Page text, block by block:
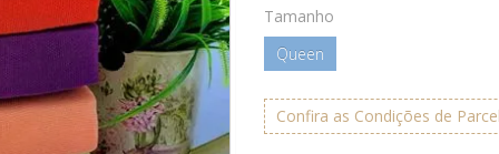
Tamanho
Queen
Confira as Condições de